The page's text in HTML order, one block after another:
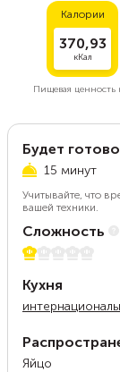
Калории
370,93
кКал
Пищевая ценность
Будет
15 минут
Учитывайте, что
вашей техники.
Сложность
1 из 5
Кухня
Яйцо